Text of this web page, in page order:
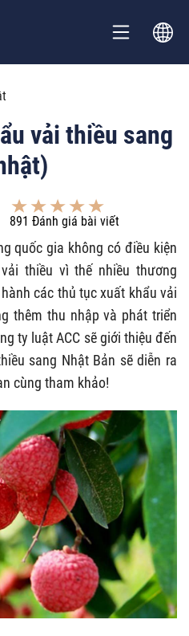
vải thiều sang
891 Đánh giá bài viết
quốc gia không có điều kiện
thiều vì thế nhiều thương
các thủ tục xuất khẩu vải
thêm thu nhập và phát triển
ty luật ACC sẽ giới thiệu đến
sang Nhật Bản sẽ diễn ra
cùng tham khảo!